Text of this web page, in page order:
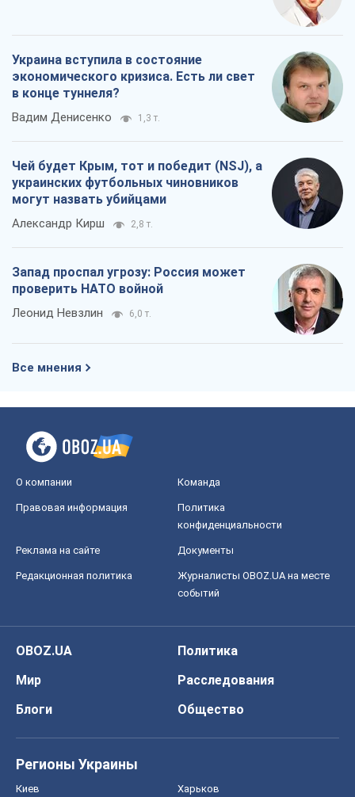
Украина вступила в состояние
экономического кризиса. Есть ли свет
в конце туннеля?
Вадим Денисенко 1,3 т.
Чей будет Крым, тот и победит (NSJ), а
украинских футбольных чиновников
могут назвать убийцами
Александр Кирш 2,8 т.
Запад проспал угрозу: Россия может
проверить НАТО войной
Леонид Невзлин 6,0 т.
Все мнения
О компании Команда
Правовая информация
Политика
конфиденциальности
Реклама на сайте Документы
Редакционная политика
Журналисты OBOZ.UA на месте
событий
OBOZ.UA
Политика
Мир
Расследования
Блоги
Общество
Регионы Украины
Киев Харьков